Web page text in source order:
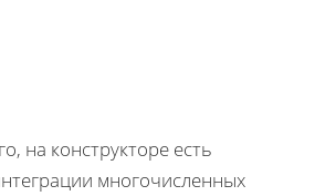
на конструкторе есть
многочисленных